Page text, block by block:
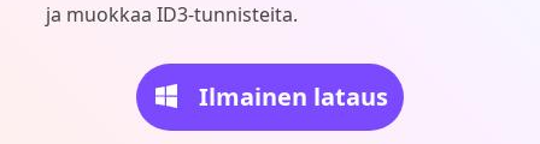
ja muokkaa ID3-tunnisteita.
Ilmainen lataus